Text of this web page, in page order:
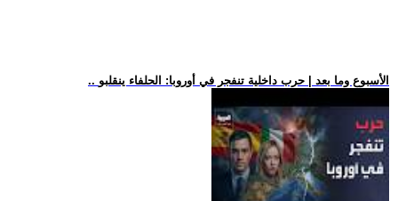
.. الأسبوع وما بعد | حرب داخلية تنفجر في أوروبا: الحلفاء ينقلبو